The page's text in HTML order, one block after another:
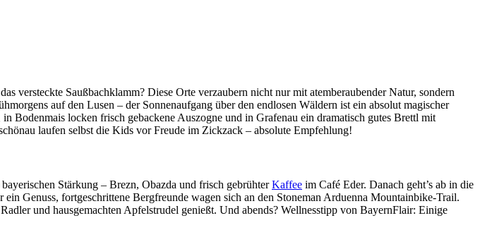
versteckte Saußbachklamm? Diese Orte verzaubern nicht nur mit atemberaubender Natur, sondern
auf den Lusen – der Sonnenaufgang über den endlosen Wäldern ist ein absolut magischer
locken frisch gebackene Auszogne und in Grafenau ein dramatisch gutes Brettl mit
laufen selbst die Kids vor Freude im Zickzack – absolute Empfehlung!
Stärkung – Brezn, Obazda und frisch gebrühterKaffee im Café Eder. Danach geht’s ab in die
Genuss, fortgeschrittene Bergfreunde wagen sich an den Stoneman Arduenna Mountainbike-Trail.
und hausgemachten Apfelstrudel genießt. Und abends? Wellnesstipp von BayernFlair: Einige